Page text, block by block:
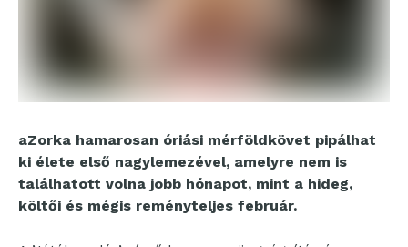
aZorka hamarosan óriási mérföldkövet pipálhat
ki élete első nagylemezével, amelyre nem is
találhatott volna jobb hónapot, mint a hideg,
költői és mégis reményteljes február.